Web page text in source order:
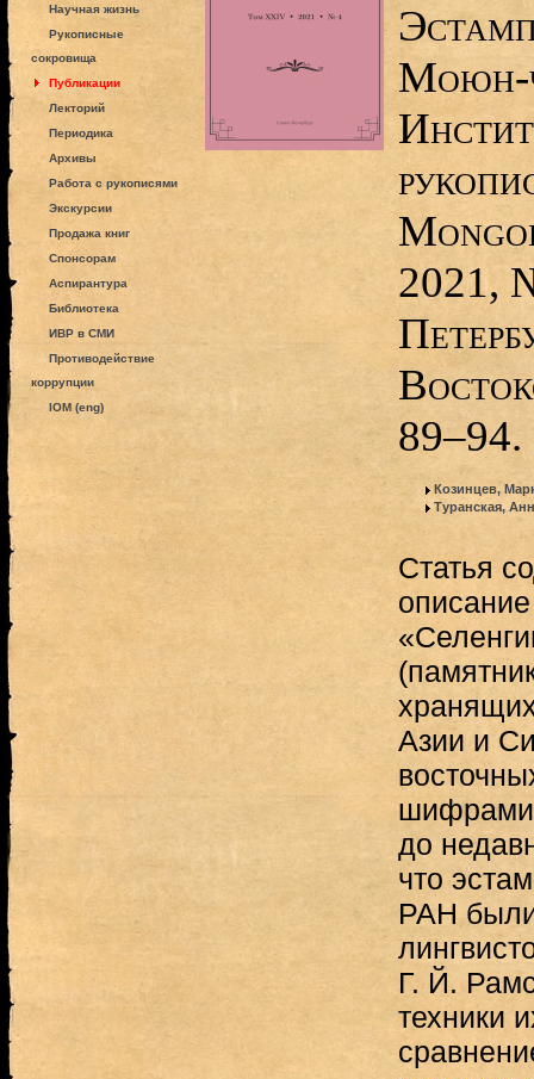
Научная жизнь
Рукописные
сокровища
Публикации
Лекторий
Периодика
Архивы
Работа с рукописями
Экскурсии
Продажа книг
Спонсорам
Аспирантура
Библиотека
ИВР в СМИ
Противодействие
коррупции
IOM (eng)
Моюн-
2021,
89–94.
Козинцев,
Туранская,
Статья
Азии и
шифрами
до
что
РАН
Г. Й.
техники